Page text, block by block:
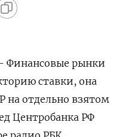
Финансовые рынки
ставки, ⁠она
на отдельно взятом
Центробанка ⁠РФ